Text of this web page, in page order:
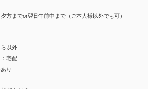
でor翌日午前中まで（ご本人様以外でも可）
以外
宅配
り